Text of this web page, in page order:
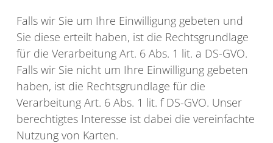
Falls wir Sie um Ihre Einwilligung gebeten und
Sie diese erteilt haben, ist die Rechtsgrundlage
für die Verarbeitung Art. 6 Abs. 1 lit. a DS-GVO.
Falls wir Sie nicht um Ihre Einwilligung gebeten
haben, ist die Rechtsgrundlage für die
Verarbeitung Art. 6 Abs. 1 lit. f DS-GVO. Unser
berechtigtes Interesse ist dabei die vereinfachte
Nutzung von Karten.